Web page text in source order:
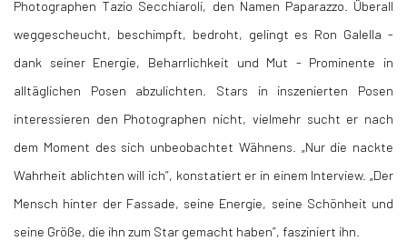
Photographen Tazio Secchiaroli, den Namen Paparazzo. Überall
weggescheucht, beschimpft, bedroht, gelingt es Ron Galella -
dank seiner Energie, Beharrlichkeit und Mut - Prominente in
alltäglichen Posen abzulichten. Stars in inszenierten Posen
interessieren den Photographen nicht, vielmehr sucht er nach
dem Moment des sich unbeobachtet Wähnens. „Nur die nackte
Wahrheit ablichten will ich”, konstatiert er in einem Interview. „Der
Mensch hinter der Fassade, seine Energie, seine Schönheit und
seine Größe, die ihn zum Star gemacht haben”, fasziniert ihn.